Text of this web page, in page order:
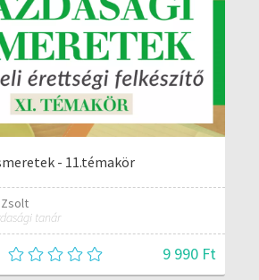
- 11.témakör
tanár
9 990 Ft